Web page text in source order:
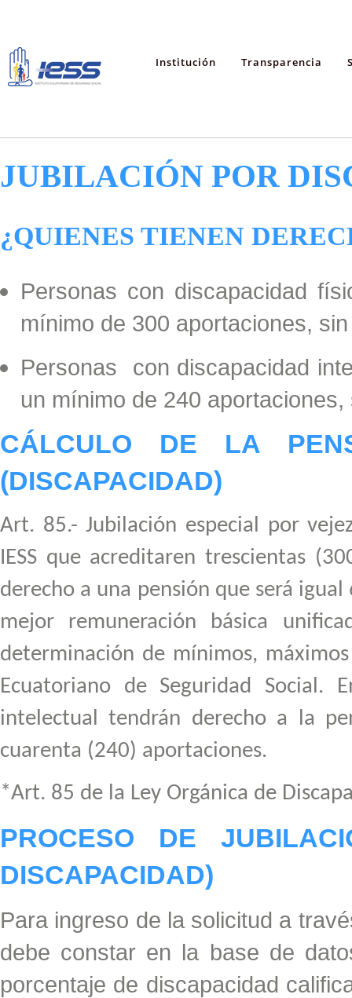
Institución Transparencia
JUBILACIÓN POR
¿QUIENES TIENEN
Personas con discapacidad
mínimo de 300 aportaciones,
Personas con discapacidad
un mínimo de 240
CÁLCULO DE LA
(DISCAPACIDAD)
Art. 85.- Jubilación especial por
IESS que acreditaren trescientas
derecho a una pensión que será
mejor remuneración básica
determinación de mínimos,
Ecuatoriano de Seguridad Social.
intelectual tendrán derecho a la
cuarenta (240) aportaciones.
*Art. 85 de la Ley Orgánica de
PROCESO DE
DISCAPACIDAD)
Para ingreso de la solicitud a
debe constar en la base de
porcentaje de discapacidad